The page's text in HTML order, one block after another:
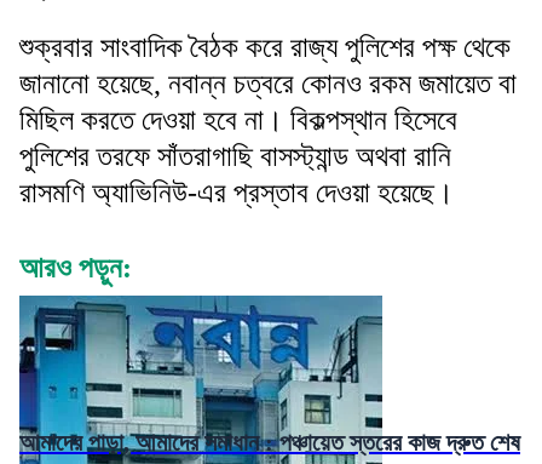
শুক্রবার সাংবাদিক বৈঠক করে রাজ্য পুলিশের পক্ষ থেকে
জানানো হয়েছে, নবান্ন চত্বরে কোনও রকম জমায়েত বা
মিছিল করতে দেওয়া হবে না। বিকল্পস্থান হিসেবে
পুলিশের তরফে সাঁতরাগাছি বাসস্ট্যান্ড অথবা রানি
রাসমণি অ্যাভিনিউ-এর প্রস্তাব দেওয়া হয়েছে।
আরও পড়ুন:
আমাদের পাড়া, আমাদের সমাধান : পঞ্চায়েত স্তরের কাজ দ্রুত শেষ